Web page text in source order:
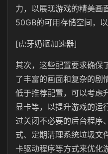
力，以展现游戏的精美画
50GB的可用存储空间，
[虎牙奶瓶加速器]
其次，这些配置要求确保
了丰富的画面和复杂的剧
低于推荐配置，可以考虑
显卡等，以提升游戏的运
过关闭不必要的后台程序
式、定期清理系统垃圾文
卡驱动程序等方式来优化